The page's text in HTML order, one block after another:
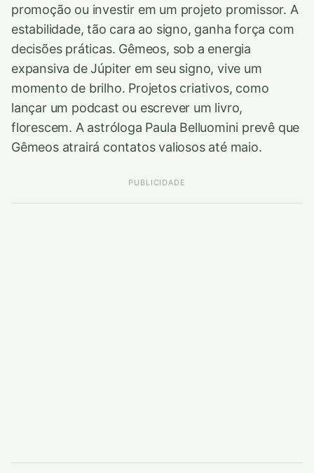
promoção ou investir em um projeto promissor. A
estabilidade, tão cara ao signo, ganha força com
decisões práticas. Gêmeos, sob a energia
expansiva de Júpiter em seu signo, vive um
momento de brilho. Projetos criativos, como
lançar um podcast ou escrever um livro,
florescem. A astróloga Paula Belluomini prevê que
Gêmeos atrairá contatos valiosos até maio.
PUBLICIDADE